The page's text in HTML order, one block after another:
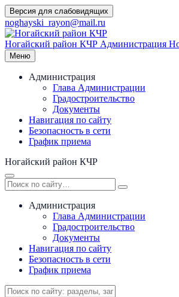
Перейти
к
содержимому
Версия для слабовидящих
noghayski_rayon@mail.ru
Ногайский район КЧР Администрация
Меню
Администрация
Глава Администрации
Градостроительство
Документы
Навигация по сайту
Безопасность в сети
График приема
Ногайский район КЧР
Администрация
Глава Администрации
Градостроительство
Документы
Навигация по сайту
Безопасность в сети
График приема